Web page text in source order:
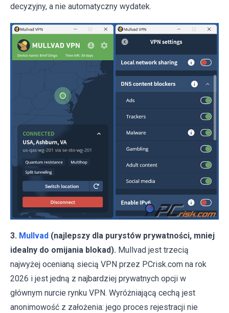
decyzyjny, a nie automatyczny wydatek.
3. Mullvad (najlepszy dla purystów prywatności, mniej
idealny do omijania blokad). Mullvad jest trzecią
najwyżej ocenianą siecią VPN przez PCrisk.com na rok
2026 i jest jedną z najbardziej prywatnych opcji w
głównym nurcie rynku VPN. Wyróżniającą cechą jest
anonimowość z założenia: jego proces rejestracji nie